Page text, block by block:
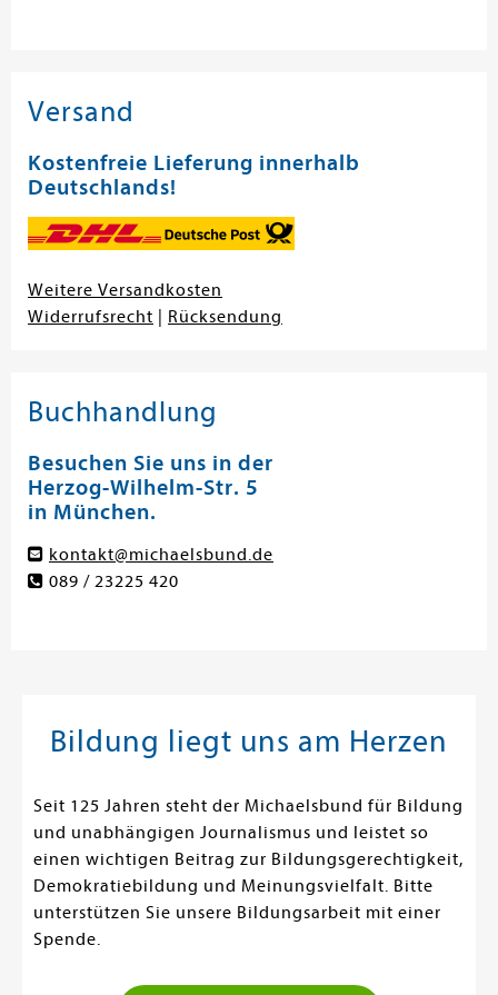
Versand
Kostenfreie Lieferung innerhalb
Deutschlands!
Weitere Versandkosten
Widerrufsrecht
Rücksendung
Buchhandlung
Besuchen Sie uns in der
Herzog-Wilhelm-Str. 5
in München.
kontakt@michaelsbund.de
089 / 23225 420
Bildung liegt uns am Herzen
Seit 125 Jahren steht der Michaelsbund für Bildung
und unabhängigen Journalismus und leistet so
einen wichtigen Beitrag zur Bildungsgerechtigkeit,
Demokratiebildung und Meinungsvielfalt. Bitte
unterstützen Sie unsere Bildungsarbeit mit einer
Spende.